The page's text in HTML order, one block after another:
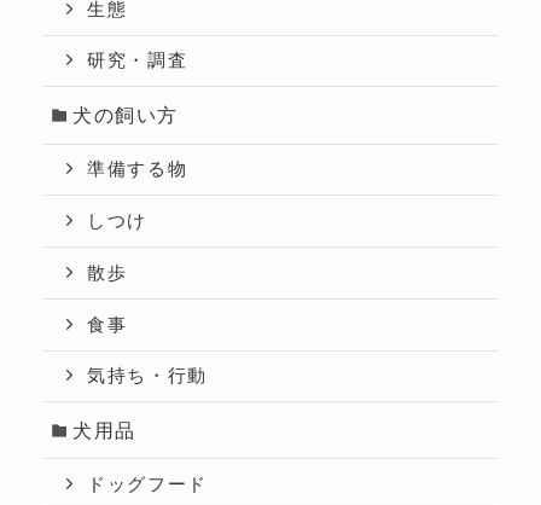
生態
研究・調査
犬の飼い方
準備する物
しつけ
散歩
食事
気持ち・行動
犬用品
ドッグフード